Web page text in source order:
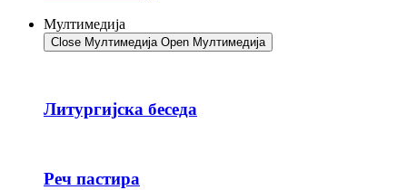
Мултимедија
Close Мултимедија Open Мултимедија
Литургијска беседа
Реч пастира